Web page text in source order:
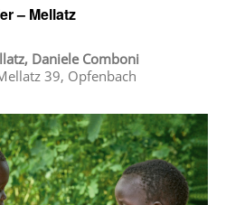
– Mellatz
Daniele Comboni
39, Opfenbach